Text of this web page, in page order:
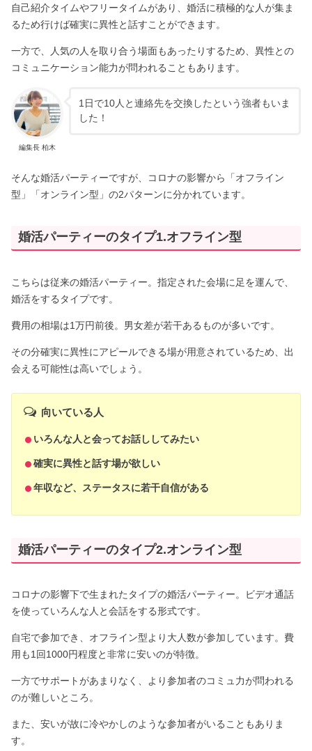
自己紹介タイムやフリータイムがあり、婚活に積極的な人が集ま
るため行けば確実に異性と話すことができます。
一方で、人気の人を取り合う場面もあったりするため、異性との
コミュニケーション能力が問われることもあります。
編集長 柏木
1日で10人と連絡先を交換したという強者もいま
した！
そんな婚活パーティーですが、コロナの影響から「オフライン
型」「オンライン型」の2パターンに分かれています。
婚活パーティーのタイプ1.オフライン型
こちらは従来の婚活パーティー。指定された会場に足を運んで、
婚活をするタイプです。
費用の相場は1万円前後。男女差が若干あるものが多いです。
その分確実に異性にアピールできる場が用意されているため、出
会える可能性は高いでしょう。
向いている人
いろんな人と会ってお話ししてみたい
確実に異性と話す場が欲しい
年収など、ステータスに若干自信がある
婚活パーティーのタイプ2.オンライン型
コロナの影響下で生まれたタイプの婚活パーティー。ビデオ通話
を使っていろんな人と会話をする形式です。
自宅で参加でき、オフライン型より大人数が参加しています。費
用も1回1000円程度と非常に安いのが特徴。
一方でサポートがあまりなく、より参加者のコミュ力が問われる
のが難しいところ。
また、安いが故に冷やかしのような参加者がいることもありま
す。